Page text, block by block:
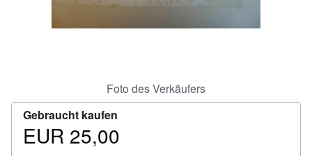
Foto des Verkäufers
Gebraucht kaufen
Preis
EUR 25,00